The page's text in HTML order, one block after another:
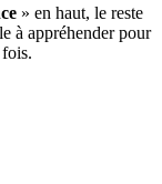
» en haut, le reste
à appréhender pour